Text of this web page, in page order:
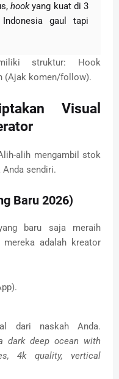
hookyang kuat di 3
gaul tapi
struktur: Hook
(Ajak komen/follow).
Visual
alih mengambil stok
sendiri.
Baru 2026)
baru saja meraih
adalah kreator
dari naskah Anda.
dark deep ocean with
4k quality, vertical